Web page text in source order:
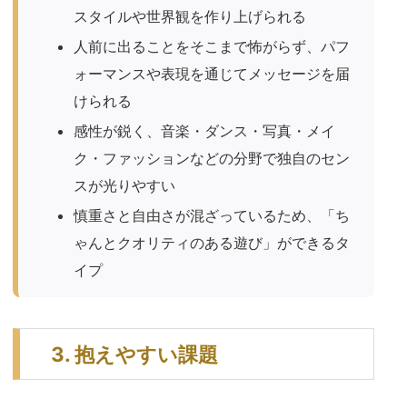
スタイルや世界観を作り上げられる
人前に出ることをそこまで怖がらず、パフ
ォーマンスや表現を通じてメッセージを届
けられる
感性が鋭く、音楽・ダンス・写真・メイ
ク・ファッションなどの分野で独自のセン
スが光りやすい
慎重さと自由さが混ざっているため、「ち
ゃんとクオリティのある遊び」ができるタ
イプ
3. 抱えやすい課題